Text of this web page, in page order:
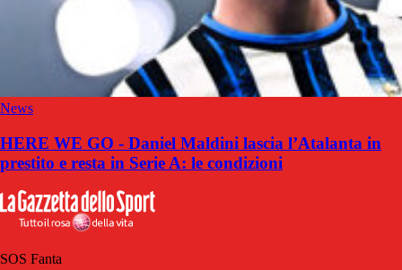
News
HERE WE GO - Daniel Maldini lascia l’Atalanta in
prestito e resta in Serie A: le condizioni
SOS Fanta